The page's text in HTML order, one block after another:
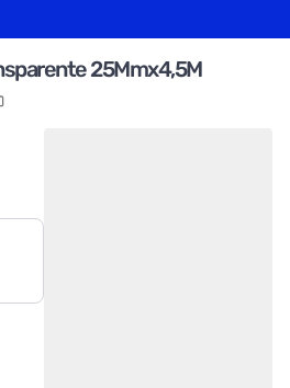
25Mmx4,5M